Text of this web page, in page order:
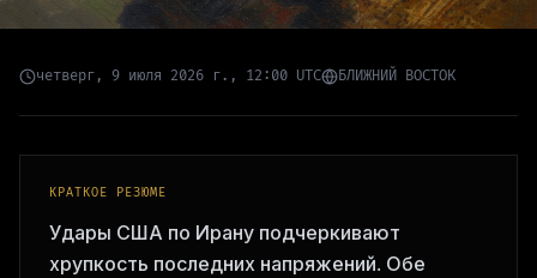
четверг, 9 июля 2026 г., 12:00 UTC БЛИЖНИЙ ВОСТОК
КРАТКОЕ РЕЗЮМЕ
Удары США по Ирану подчеркивают
хрупкость последних напряжений. Обе